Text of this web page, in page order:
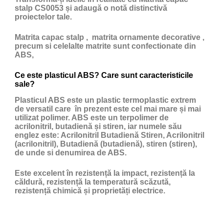
stalp CS0053 și adaugă o notă distinctivă
proiectelor tale.
Matrita capac stalp , matrita ornamente decorative ,
precum si celelalte matrite sunt confectionate din
ABS,
Ce este plasticul ABS? Care sunt caracteristicile
sale?
Plasticul ABS este un plastic termoplastic extrem
de versatil care în prezent este cel mai mare și mai
utilizat polimer. ABS este un terpolimer de
acrilonitril, butadienă și stiren, iar numele său
englez este: Acrilonitril Butadienă Stiren, Acrilonitril
(acrilonitril), Butadienă (butadienă), stiren (stiren),
de unde si denumirea de ABS.
Este excelent în rezistență la impact, rezistență la
căldură, rezistență la temperatură scăzută,
rezistență chimică și proprietăți electrice.